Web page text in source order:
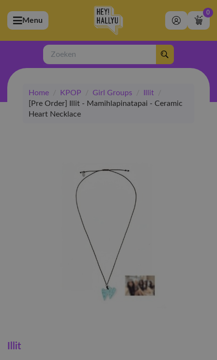
(Artiesten)
(Merchandise)
(Exclusive)
(Winkel)
Menu
0
Zoeken
Home / KPOP / Girl Groups / Illit
/
[Pre Order] Illit - Mamihlapinatapai - Ceramic
Heart Necklace
Illit